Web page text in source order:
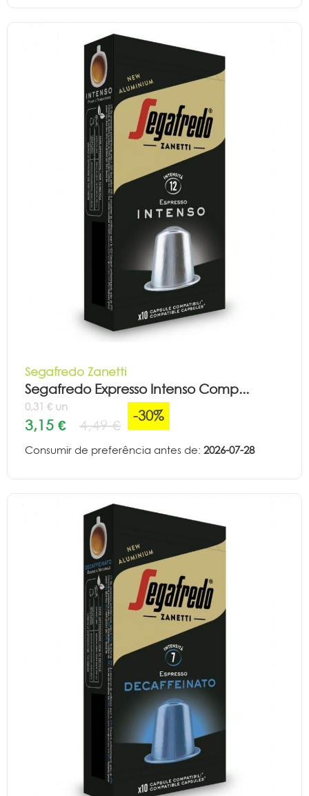
Segafredo Zanetti
Segafredo Expresso Intenso Comp...
0,31 € un
3,15 € 4,49 €
-30%
Consumir de preferência antes de: 2026-07-28